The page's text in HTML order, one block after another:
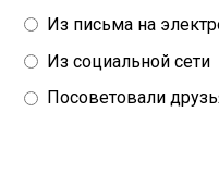
Из письма на
Из социальной сети
Посоветовали